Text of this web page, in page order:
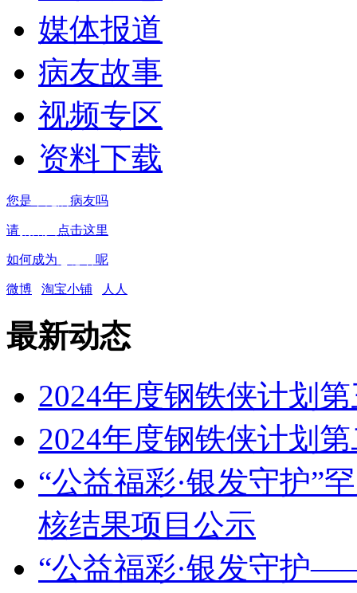
媒体报道
病友故事
视频专区
资料下载
您是 病友吗
请 点击这里
如何成为 呢
微博 淘宝小铺 人人
最新动态
2024年度钢铁侠计划
2024年度钢铁侠计划
“公益福彩·银发守护”
核结果项目公示
“公益福彩·银发守护